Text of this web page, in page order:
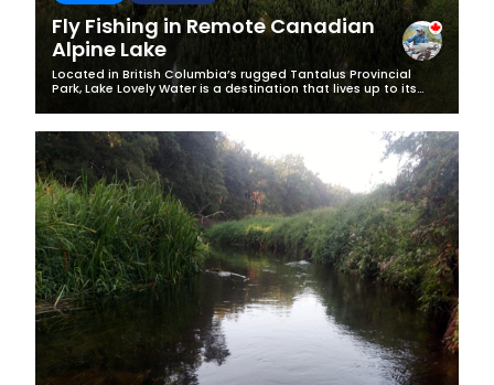
Fly Fishing in Remote Canadian
Alpine Lake
Located in British Columbia’s rugged Tantalus Provincial
Park, Lake Lovely Water is a destination that lives up to its
name. I've had the privilege of visiting this glacial gem three
times so far,...